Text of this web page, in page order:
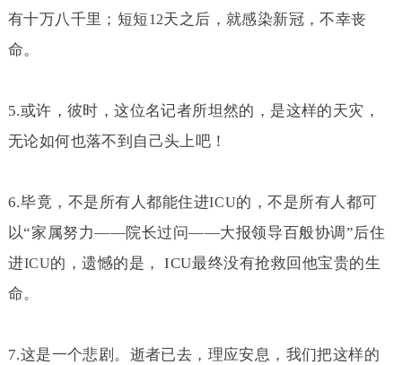
有十万八千里；短短12天之后，就感染新冠，不幸丧
命。
5.或许，彼时，这位名记者所坦然的，是这样的天灾，
无论如何也落不到自己头上吧！
6.毕竟，不是所有人都能住进ICU的，不是所有人都可
以“家属努力——院长过问——大报领导百般协调”后住
进ICU的，遗憾的是， ICU最终没有抢救回他宝贵的生
命。
7.这是一个悲剧。逝者已去，理应安息，我们把这样的